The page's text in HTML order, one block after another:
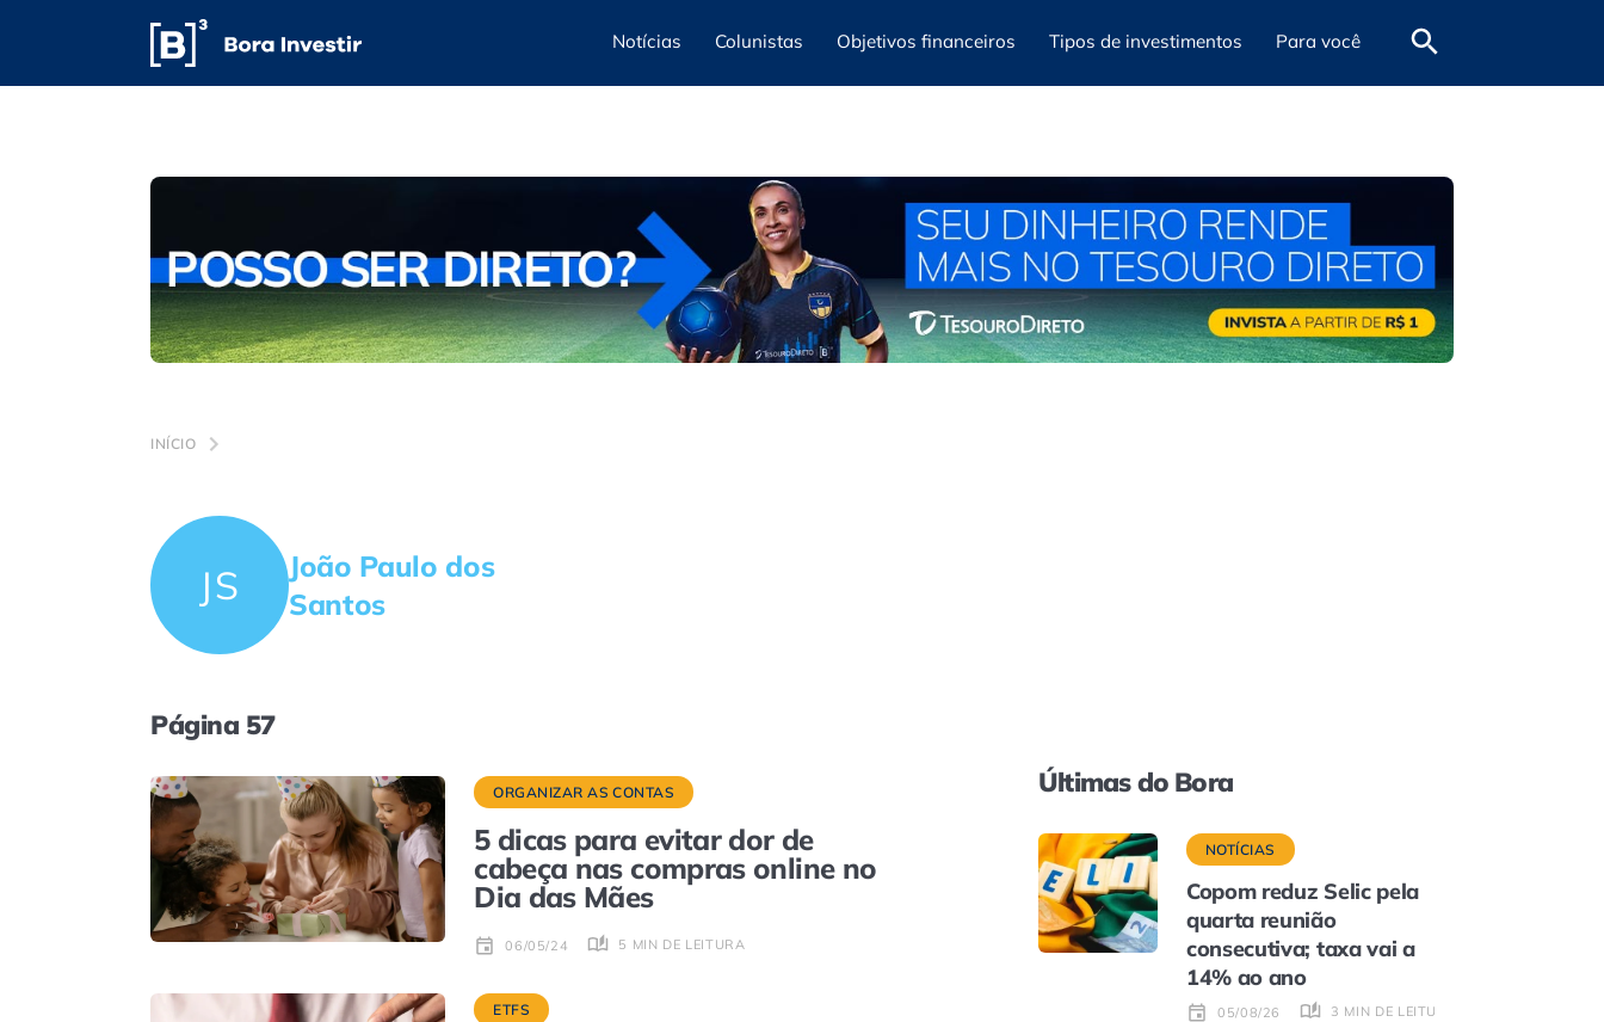
Notícias Colunistas Objetivos financeiros Tipos de investimentos Para você
INÍCIO
JS
João Paulo dos
Santos
Página 57
ORGANIZAR AS CONTAS
5 dicas para evitar dor de
cabeça nas compras online no
Dia das Mães
06/05/24 5 MIN DE LEITURA
ETFS
Últimas do Bora
NOTÍCIAS
Copom reduz Selic pela
quarta reunião
consecutiva; taxa vai a
14% ao ano
05/08/26 3 MIN DE LEITURA